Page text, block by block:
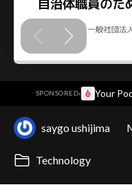
SPONSORED· Your
saygo ushijima
Technology